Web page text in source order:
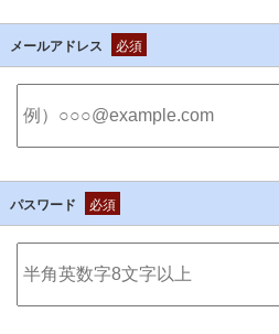
メールアドレス 必須
パスワード 必須